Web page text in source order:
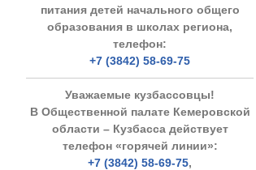
питания детей начального общего
образования в школах региона,
телефон:
+7 (3842) 58-69-75
Уважаемые кузбассовцы!
В Общественной палате Кемеровской
области – Кузбасса действует
телефон «горячей линии»:
+7 (3842) 58-69-75,